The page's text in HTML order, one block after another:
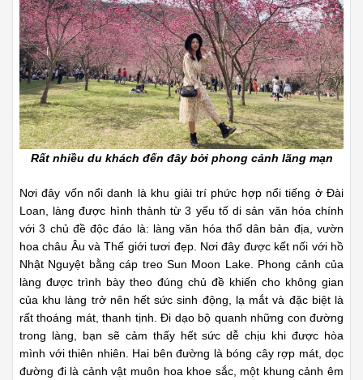
Rất nhiều du khách đến đây bởi phong cảnh lãng mạn
Nơi đây vốn nổi danh là khu giải trí phức hợp nổi tiếng ở Đài
Loan, làng được hình thành từ 3 yếu tố di sản văn hóa chính
với 3 chủ đề độc đáo là: làng văn hóa thổ dân bản địa, vườn
hoa châu Âu và Thế giới tươi đẹp. Nơi đây được kết nối với hồ
Nhật Nguyệt bằng cáp treo Sun Moon Lake. Phong cảnh của
làng được trình bày theo đúng chủ đề khiến cho không gian
của khu làng trở nên hết sức sinh động, lạ mắt và đặc biệt là
rất thoáng mát, thanh tịnh. Đi dạo bộ quanh những con đường
trong làng, bạn sẽ cảm thấy hết sức dễ chịu khi được hòa
mình với thiên nhiên. Hai bên đường là bóng cây rợp mát, dọc
đường đi là cảnh vật muôn hoa khoe sắc, một khung cảnh êm